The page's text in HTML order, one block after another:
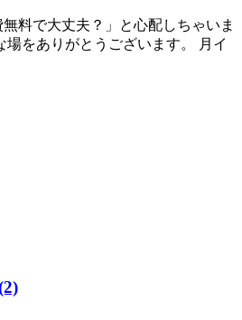
料で大丈夫？」と心配しちゃいま
場をありがとうございます。 月イ